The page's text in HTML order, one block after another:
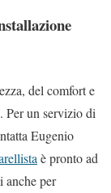
del comfort e
Per un servizio di
Eugenio
è pronto ad
anche per